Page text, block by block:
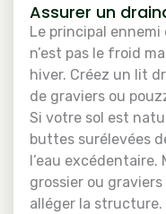
Assurer un
Le principal
n’est pas le froid
hiver. Créez un lit
de graviers ou
Si votre sol est
buttes surélevées
l’eau excédentaire.
grossier ou
alléger la